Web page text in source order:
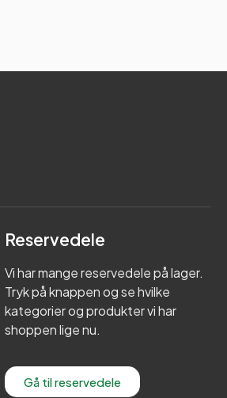
Reservedele
Vi har mange reservedele på lager.
Tryk på knappen og se hvilke
kategorier og produkter vi har
shoppen lige nu.
Gå til reservedele